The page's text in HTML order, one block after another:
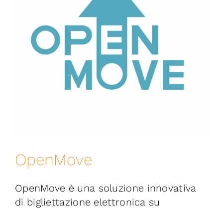
News ed Eventi
OpenMove
OpenMove è una soluzione innovativa
di bigliettazione elettronica su